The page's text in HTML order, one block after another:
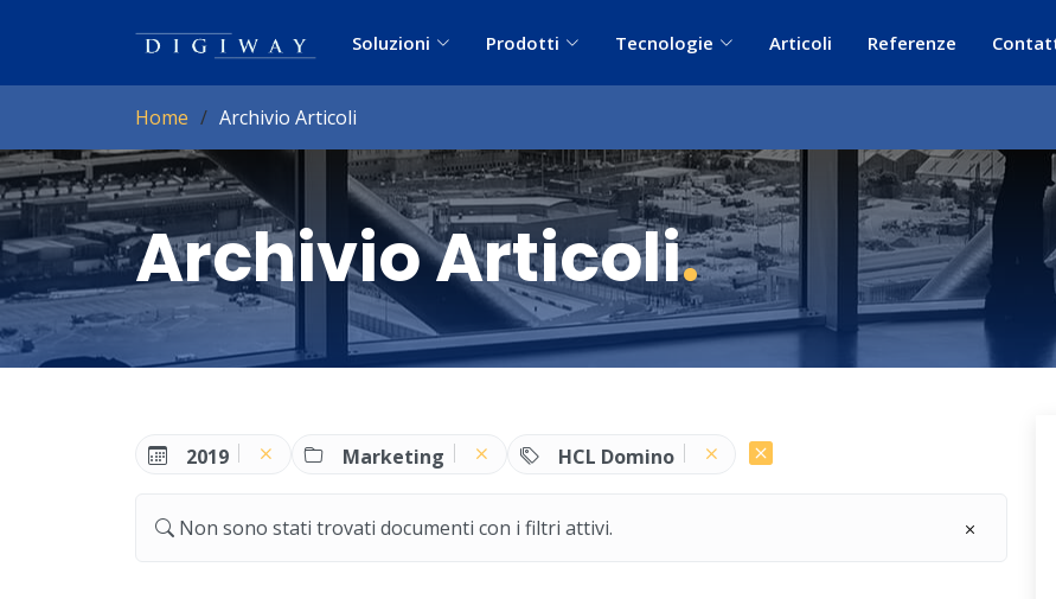
Soluzioni Prodotti Tecnologie Articoli Referenze
Home Archivio Articoli
Archivio Articoli.
2019 Marketing HCL Domino
Non sono stati trovati documenti con i filtri attivi.